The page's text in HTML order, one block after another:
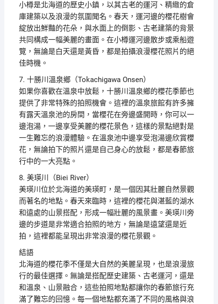
小樽是北海道的歷史小鎮，以其古老的運河、精緻的倉
庫建築以及浪漫的氛圍聞名。春天，運河邊的櫻花樹會
綻放出鮮豔的花朵，與水面上的倒影、古老建築的背景
共同構成一幅美麗的畫面。在小樽運河邊散步或乘船遊
覽，無論是白天還是黃昏，都是拍攝浪漫櫻花照片的絕
佳時機。
7. 十勝川溫泉鄉（Tokachigawa Onsen）
如果你喜歡在溫泉中放鬆，十勝川溫泉鄉的櫻花季節也
提供了非常特殊的拍照機會。這裡的溫泉旅館有許多擁
有露天溫泉池的房間，當櫻花在旁邊盛開時，你可以一
邊泡湯，一邊享受美麗的櫻花景色，這樣的景點絕對是
一生難忘的浪漫體驗。在溫泉池中邊享受泡湯邊欣賞櫻
花，無論拍下的照片還是自己身心的放鬆，都是春節旅
行中的一大亮點。
8. 美瑛川（Biei River）
美瑛川位於北海道的美瑛町，是一個因其壯麗自然景觀
而著名的地點。春天來臨時，這裡的櫻花與湛藍的湖水
和遠處的山景搭配，形成一幅壯麗的風景畫。美瑛川旁
邊的步道是非常適合拍照的地方，無論是遠望還是近
拍，這裡都能呈現出非常浪漫的櫻花景觀。
結語
北海道的櫻花季不僅是大自然的美麗呈現，也是浪漫旅
行的最佳選擇。無論是搭配歷史建築、古老運河，還是
和溫泉、山景融合，這些拍照地點都讓你的春節旅行充
滿了難忘的回憶。每一個地點都充滿了不同的風格與浪